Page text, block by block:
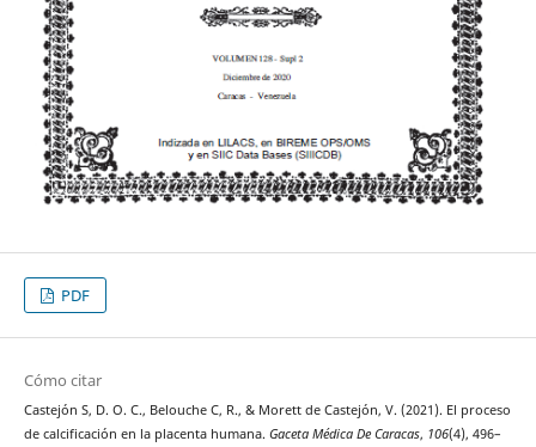
PDF
Cómo citar
Castejón S, D. O. C., Belouche C, R., & Morett de Castejón, V. (2021). El proceso
de calcificación en la placenta humana. Gaceta Médica De Caracas, 106(4), 496–